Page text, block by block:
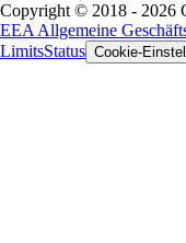
Copyright © 2018 - 2026
EEA Allgemeine
LimitsStatus Cookie-